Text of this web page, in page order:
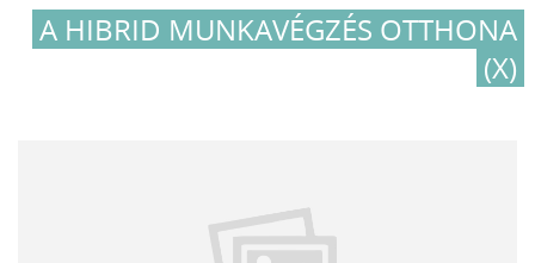
A HIBRID MUNKAVÉGZÉS OTTHONA
(X)